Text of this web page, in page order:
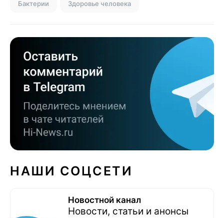
Бактерии Здоровье человека
НАШИ СОЦСЕТИ
Новостной канал
Новости, статьи и анонсы